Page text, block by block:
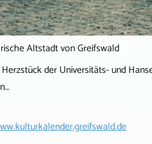
Altstadt von Greifswald
der Universitäts- und